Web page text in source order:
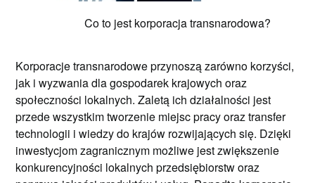
Co to jest korporacja transnarodowa?
Korporacje transnarodowe przynoszą zarówno korzyści,
jak i wyzwania dla gospodarek krajowych oraz
społeczności lokalnych. Zaletą ich działalności jest
przede wszystkim tworzenie miejsc pracy oraz transfer
technologii i wiedzy do krajów rozwijających się. Dzięki
inwestycjom zagranicznym możliwe jest zwiększenie
konkurencyjności lokalnych przedsiębiorstw oraz